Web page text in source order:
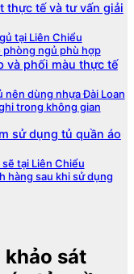
thực tế và tư vấn giải
tại Liên Chiểu
phòng ngủ phù hợp
và phối màu thực tế
nên dùng nhựa Đài Loan
trong không gian
sử dụng tủ quần áo
tại Liên Chiểu
hàng sau khi sử dụng
khảo sát